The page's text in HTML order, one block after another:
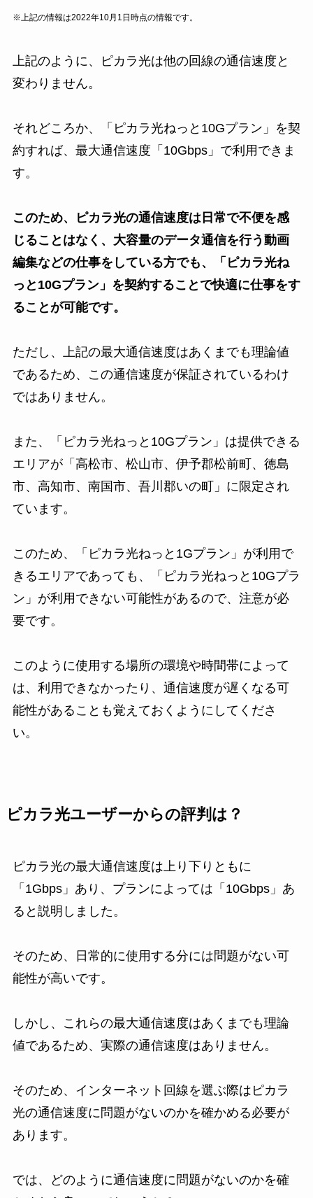
※上記の情報は2022年10月1日時点の情報です。
上記のように、ピカラ光は他の回線の通信速度と
変わりません。
それどころか、「ピカラ光ねっと10Gプラン」を契
約すれば、最大通信速度「10Gbps」で利用できま
す。
このため、ピカラ光の通信速度は日常で不便を感
じることはなく、大容量のデータ通信を行う動画
編集などの仕事をしている方でも、「ピカラ光ね
っと10Gプラン」を契約することで快適に仕事をす
ることが可能です。
ただし、上記の最大通信速度はあくまでも理論値
であるため、この通信速度が保証されているわけ
ではありません。
また、「ピカラ光ねっと10Gプラン」は提供できる
エリアが「高松市、松山市、伊予郡松前町、徳島
市、高知市、南国市、吾川郡いの町」に限定され
ています。
このため、「ピカラ光ねっと1Gプラン」が利用で
きるエリアであっても、「ピカラ光ねっと10Gプラ
ン」が利用できない可能性があるので、注意が必
要です。
このように使用する場所の環境や時間帯によって
は、利用できなかったり、通信速度が遅くなる可
能性があることも覚えておくようにしてくださ
い。
ピカラ光ユーザーからの評判は？
ピカラ光の最大通信速度は上り下りともに
「1Gbps」あり、プランによっては「10Gbps」あ
ると説明しました。
そのため、日常的に使用する分には問題がない可
能性が高いです。
しかし、これらの最大通信速度はあくまでも理論
値であるため、実際の通信速度はありません。
そのため、インターネット回線を選ぶ際はピカラ
光の通信速度に問題がないのかを確かめる必要が
あります。
では、どのように通信速度に問題がないのかを確